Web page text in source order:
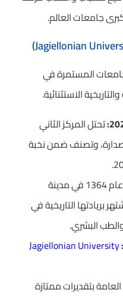
جامعات العالم.
المستمرة في
الاستثنائية.
تحتل المركز الثاني
وتصنف ضمن نخبة
تأسست عام 1364 في مدينة
بريادتها التاريخية في
والطب البشري.
Jagiellonian University
بتقديرات ممتازة